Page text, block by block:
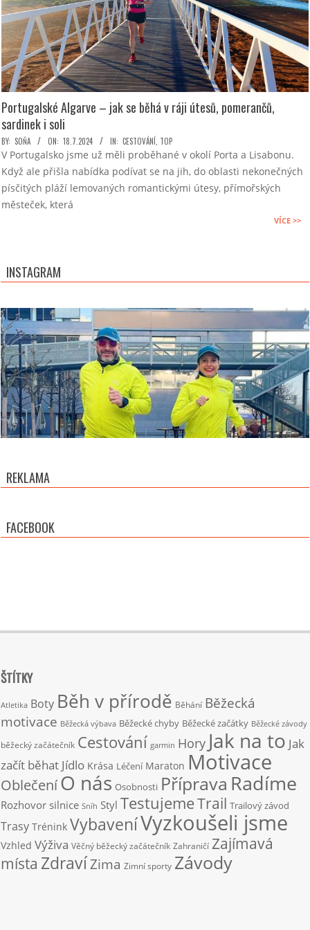
Portugalské Algarve – jak se běhá v ráji útesů, pomerančů,
sardinek i soli
2024-
07-
18
BY: SOŇA ON: 18.7.2024 IN: CESTOVÁNÍ TOP
V Portugalsko jsme už měli proběhané v okolí Porta a Lisabonu.
Když ale přišla nabídka podívat se na jih, do oblasti nekonečných
písčitých pláží lemovaných romantickými útesy, přímořských
městeček, která
VÍCE >>
INSTAGRAM
REKLAMA
FACEBOOK
ŠTÍTKY
Atletika Boty Běh v přírodě Běhání Běžecká
motivace Běžecká výbava Běžecké chyby Běžecké začátky Běžecké závody
běžecký začátečník Cestování garmin Hory Jak na to Jak
začít běhat Jídlo Krása Léčení Maraton Motivace
OblečeníO nás Osobnosti Příprava Radíme
Rozhovor silnice Sníh Styl TestujemeTrail Trailový závod
Trasy Trénink VybaveníVyzkoušeli jsme
Vzhled Výživa Věčný běžecký začátečník Zahraničí Zajímavá
místa ZdravíZima Zimní sporty Závody